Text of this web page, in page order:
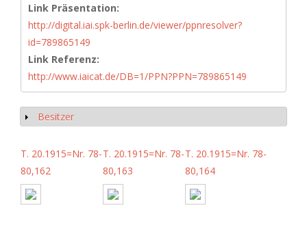
Link Präsentation:
http://digital.iai.spk-berlin.de/viewer/ppnresolver?
id=789865149
Link Referenz:
http://www.iaicat.de/DB=1/PPN?PPN=789865149
Show
Besitzer
T. 20.1915=Nr. 78-
80,162
T. 20.1915=Nr. 78-
80,163
T. 20.1915=Nr. 78-
80,164